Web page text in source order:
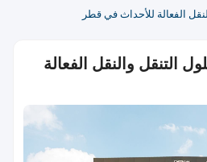
الفعالة للأحداث في قطر
التنقل والنقل الفعالة